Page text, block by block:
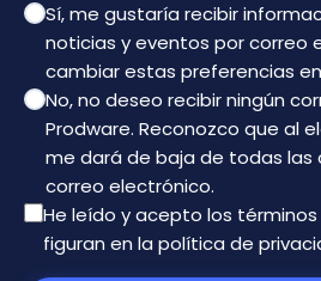
Sí, me gustaría recibir
noticias y eventos por correo
cambiar estas preferencias
No, no deseo recibir ningún
Prodware. Reconozco que al
me dará de baja de todas las
correo electrónico.
He leído y acepto los
figuran en la política de